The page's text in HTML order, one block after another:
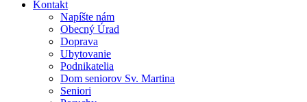
Kontakt
Napíšte nám
Obecný Úrad
Doprava
Ubytovanie
Podnikatelia
Dom seniorov Sv. Martina
Seniori